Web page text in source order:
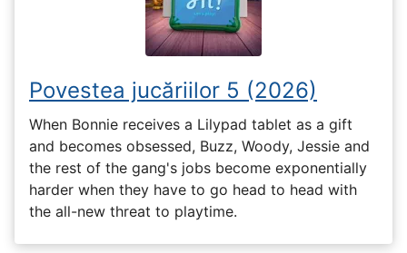
Povestea jucăriilor 5 (2026)
When Bonnie receives a Lilypad tablet as a gift
and becomes obsessed, Buzz, Woody, Jessie and
the rest of the gang's jobs become exponentially
harder when they have to go head to head with
the all-new threat to playtime.